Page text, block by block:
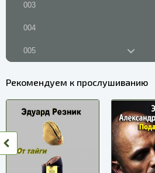
003
004
005
008
Рекомендуем к прослушиванию